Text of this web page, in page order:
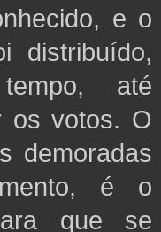
e o
distribuído,
até
os votos. O
demoradas
é o
que se